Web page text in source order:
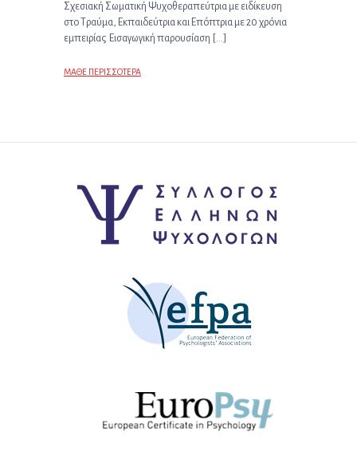
Σχεσιακή Σωματική Ψυχοθεραπεύτρια με ειδίκευση
στο Τραύμα, Εκπαιδεύτρια και Επόπτρια με 20 χρόνια
εμπειρίας Εισαγωγική παρουσίαση […]
ΜΑΘΕ ΠΕΡΙΣΣΟΤΕΡΑ